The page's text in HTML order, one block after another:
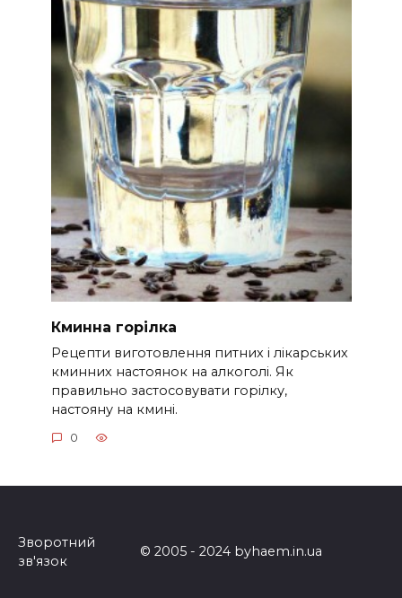
Кминна горілка
Рецепти виготовлення питних і лікарських
кминних настоянок на алкоголі. Як
правильно застосовувати горілку,
настояну на кмині.
0
Зворотний
зв'язок
© 2005 - 2024 byhaem.in.ua